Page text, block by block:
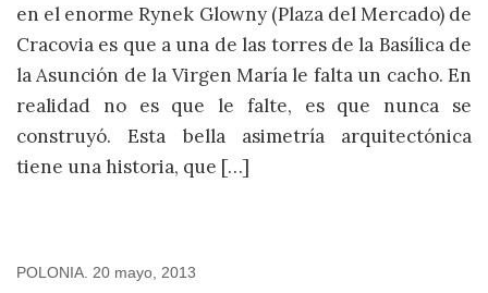
en el enorme Rynek Glowny (Plaza del Mercado) de
Cracovia es que a una de las torres de la Basílica de
la Asunción de la Virgen María le falta un cacho. En
realidad no es que le falte, es que nunca se
construyó. Esta bella asimetría arquitectónica
tiene una historia, que […]
POLONIA 20 mayo, 2013